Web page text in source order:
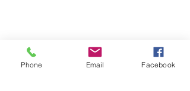
Phone Email Facebook